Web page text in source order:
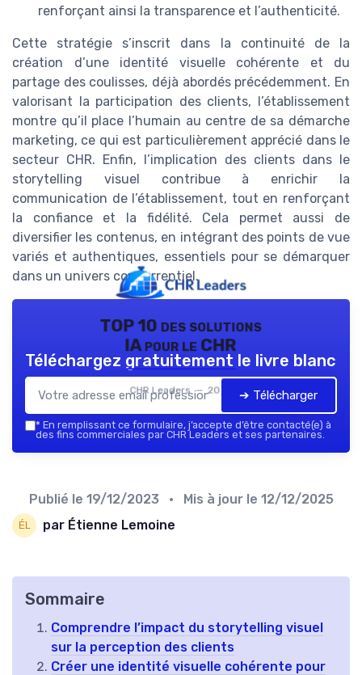
renforçant ainsi la transparence et l’authenticité.
Cette stratégie s’inscrit dans la continuité de la
création d’une identité visuelle cohérente et du
partage des coulisses, déjà abordés précédemment. En
valorisant la participation des clients, l’établissement
montre qu’il place l’humain au centre de sa démarche
marketing, ce qui est particulièrement apprécié dans le
secteur CHR. Enfin, l’implication des clients dans le
storytelling visuel contribue à enrichir la
communication de l’établissement, tout en renforçant
la confiance et la fidélité. Cela permet aussi de
diversifier les contenus, en intégrant des points de vue
variés et authentiques, essentiels pour se démarquer
dans un univers concurrentiel.
TOP 10 des solutions
IA pour le CHR
CHR Leaders — 2026
Téléchargez gratuitement le livre blanc
➔ Télécharger
* En remplissant ce formulaire, j’accepte d’être contacté(e) à
des fins commerciales par CHR Leaders et ses partenaires.
Publié le 19/12/2023 • Mis à jour le 12/12/2025
par Étienne Lemoine
Sommaire
Comprendre l’impact du storytelling visuel
sur la perception des clients
Créer une identité visuelle cohérente pour